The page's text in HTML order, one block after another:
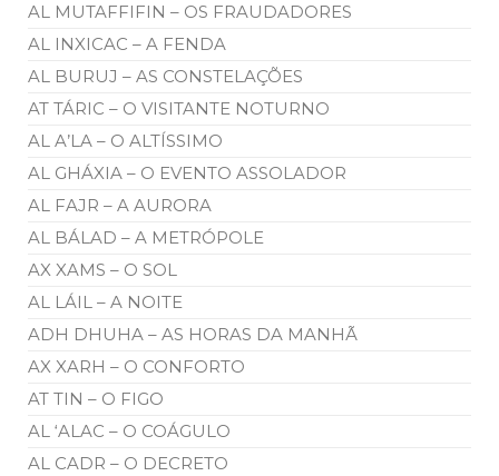
AL MUTAFFIFIN – OS FRAUDADORES
AL INXICAC – A FENDA
AL BURUJ – AS CONSTELAÇÕES
AT TÁRIC – O VISITANTE NOTURNO
AL A’LA – O ALTÍSSIMO
AL GHÁXIA – O EVENTO ASSOLADOR
AL FAJR – A AURORA
AL BÁLAD – A METRÓPOLE
AX XAMS – O SOL
AL LÁIL – A NOITE
ADH DHUHA – AS HORAS DA MANHÃ
AX XARH – O CONFORTO
AT TIN – O FIGO
AL ‘ALAC – O COÁGULO
AL CADR – O DECRETO